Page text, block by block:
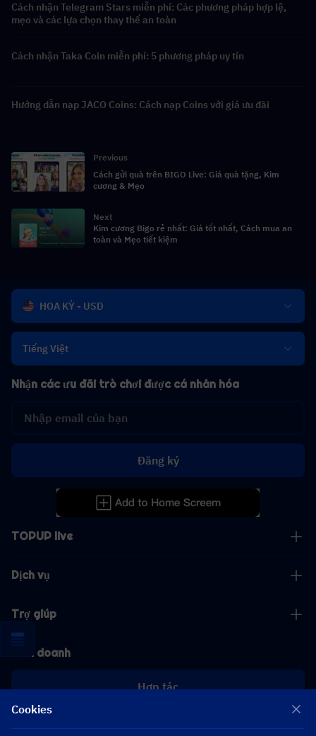
Cách nhận Telegram Stars miễn phí: Các phương pháp hợp lệ,
mẹo và các lựa chọn thay thế an toàn
Cách nhận Taka Coin miễn phí: 5 phương pháp uy tín
Hướng dẫn nạp JACO Coins: Cách nạp Coins với giá ưu đãi
Previous
Cách gửi quà trên BIGO Live: Giá quà tặng, Kim
cương & Mẹo
Next
Kim cương Bigo rẻ nhất: Giá tốt nhất, Cách mua an
toàn và Mẹo tiết kiệm
HOA KỲ - USD
Tiếng Việt
TOPUP live
Dịch vụ
Trợ giúp
Kinh doanh
Hợp tác
Nhận các ưu đãi trò chơi được cá nhân hóa
Đăng ký
Cookies